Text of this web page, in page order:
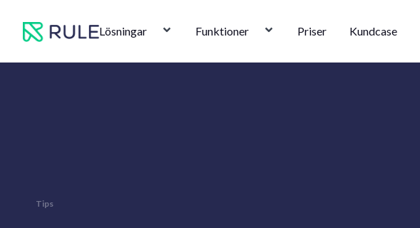
Lösningar Funktioner Priser Kundcase
Tips